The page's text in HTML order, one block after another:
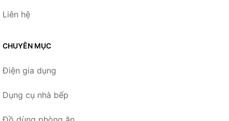
Liên hệ
CHUYÊN MỤC
Điện gia dụng
Dụng cụ nhà bếp